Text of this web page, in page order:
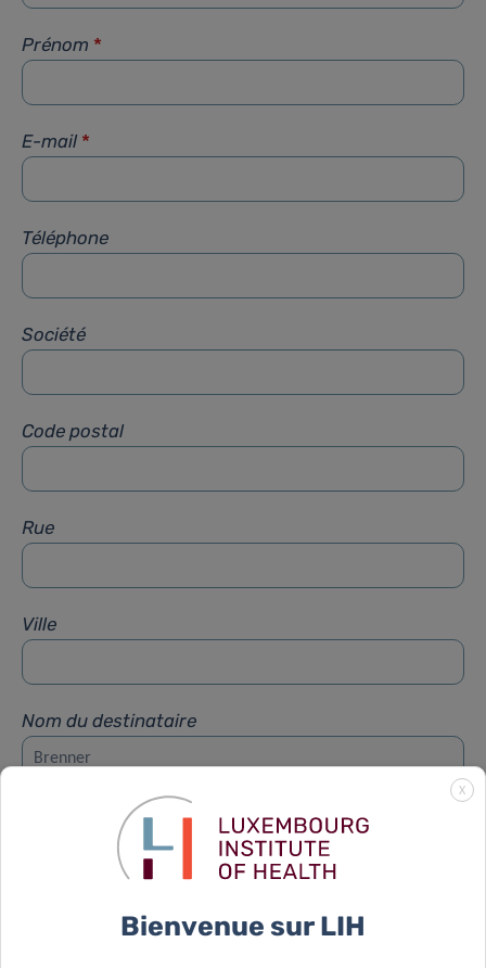
Prénom *
E-mail *
Téléphone
Société
Code postal
Rue
Ville
Nom du destinataire
Prénom du destinataire
X
Bienvenue sur LIH